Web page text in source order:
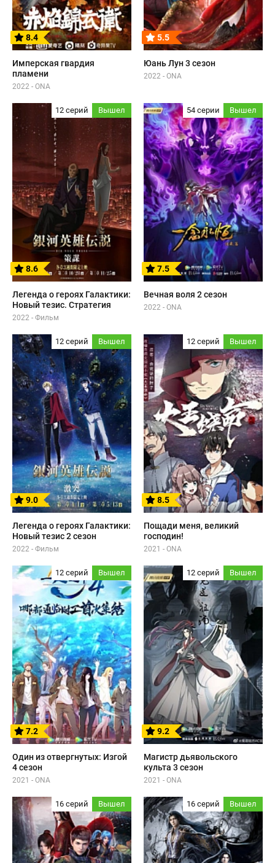
8.4
Имперская гвардия
пламени
2022 - ONA
5.5
Юань Лун 3 сезон
2022 - ONA
12 серий Вышел
8.6
Легенда о героях Галактики:
Новый тезис. Стратегия
2022 - Фильм
54 серии Вышел
7.5
Вечная воля 2 сезон
2022 - ONA
12 серий Вышел
9.0
Легенда о героях Галактики:
Новый тезис 2 сезон
2022 - Фильм
12 серий Вышел
8.5
Пощади меня, великий
господин!
2021 - ONA
12 серий Вышел
7.2
Один из отвергнутых: Изгой
4 сезон
2021 - ONA
12 серий Вышел
9.2
Магистр дьявольского
культа 3 сезон
2021 - ONA
16 серий Вышел 16 серий Вышел